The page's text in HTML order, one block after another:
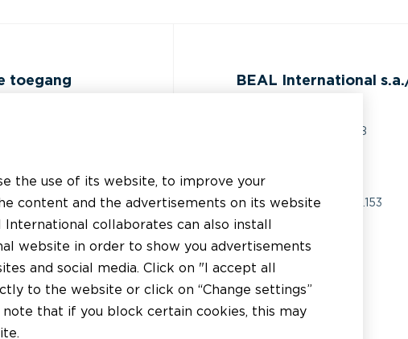
toegang
voor technische
vinden
BEAL International
Rue du Tronquoy, 8
BTW:BE0414.592.153
info@beal.be
the use of its website, to improve your
content and the advertisements on its website
collaborates can also install
website in order to show you advertisements
and social media. Click on "I accept all
to the website or click on “Change settings”
that if you block certain cookies, this may